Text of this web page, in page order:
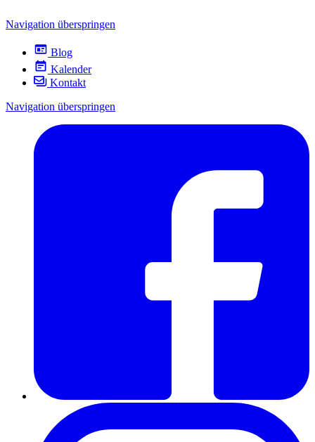
Navigation überspringen
Blog
Kalender
Kontakt
Navigation überspringen